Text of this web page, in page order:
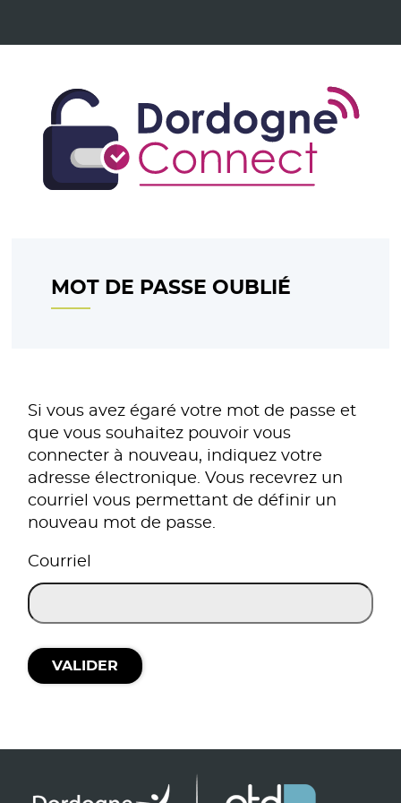
MOT DE PASSE OUBLIÉ
Si vous avez égaré votre mot de passe et
que vous souhaitez pouvoir vous
connecter à nouveau, indiquez votre
adresse électronique. Vous recevrez un
courriel vous permettant de définir un
nouveau mot de passe.
Courriel
VALIDER